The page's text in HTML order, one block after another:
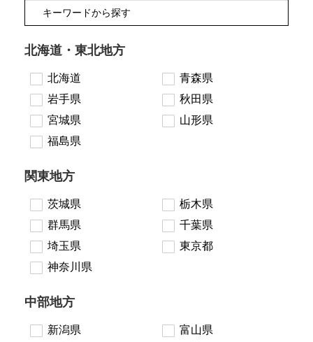
北海道・東北地方
北海道
青森県
岩手県
秋田県
宮城県
山形県
福島県
関東地方
茨城県
栃木県
群馬県
千葉県
埼玉県
東京都
神奈川県
中部地方
新潟県
富山県